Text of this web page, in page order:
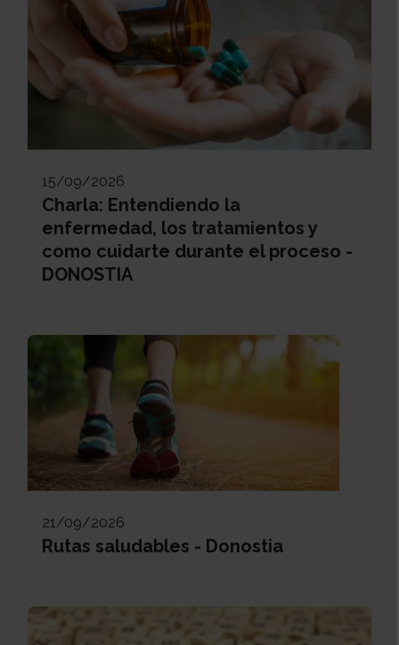
15/09/2026
Charla: Entendiendo la
enfermedad, los tratamientos y
como cuidarte durante el proceso -
DONOSTIA
21/09/2026
Rutas saludables - Donostia